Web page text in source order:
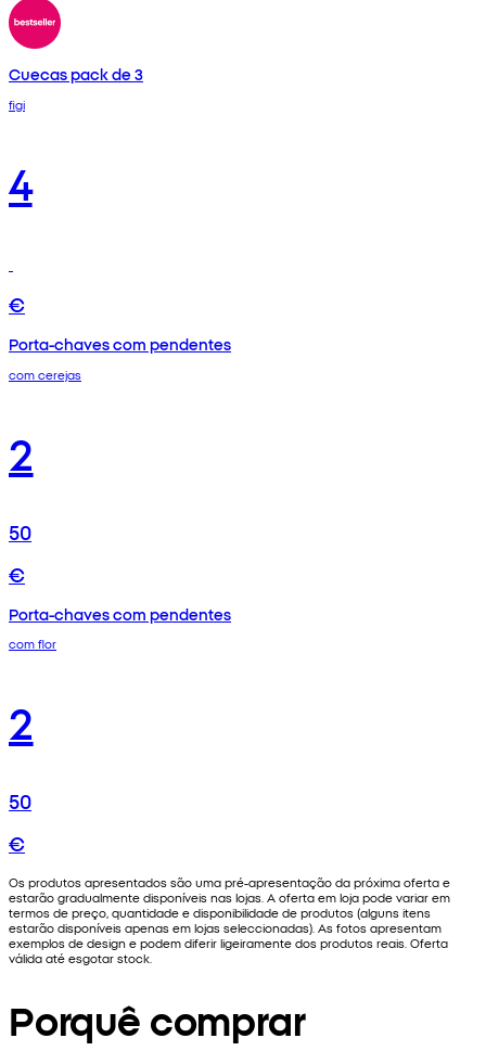
Cuecas pack de 3
figi
4
€
Porta-chaves com pendentes
com cerejas
2
50
€
Porta-chaves com pendentes
com flor
2
50
€
Os produtos apresentados são uma pré-apresentação da próxima oferta e
estarão gradualmente disponíveis nas lojas. A oferta em loja pode variar em
termos de preço, quantidade e disponibilidade de produtos (alguns itens
estarão disponíveis apenas em lojas seleccionadas). As fotos apresentam
exemplos de design e podem diferir ligeiramente dos produtos reais. Oferta
válida até esgotar stock.
Porquê comprar